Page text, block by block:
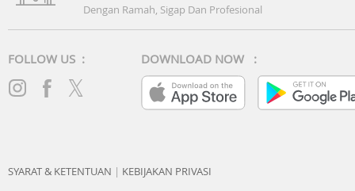
Dengan Ramah, Sigap Dan Profesional
FOLLOW US : DOWNLOAD NOW :
SYARAT & KETENTUAN | KEBIJAKAN PRIVASI